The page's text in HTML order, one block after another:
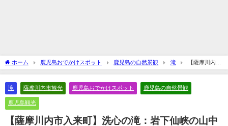
ホーム 鹿児島おでかけスポット 鹿児島の自然景観 滝
【薩摩川内市
入来町】洗心の滝：岩下仙峡の山中散策へ
滝 薩摩川内市観光 鹿児島おでかけスポット 鹿児島の自然景観
鹿児島観光
【薩摩川内市入来町】洗心の滝：岩下仙峡の山中